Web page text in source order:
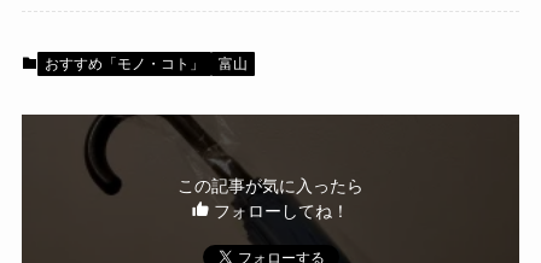
おすすめ「モノ・コト」 富山
この記事が気に入ったら
フォローしてね！